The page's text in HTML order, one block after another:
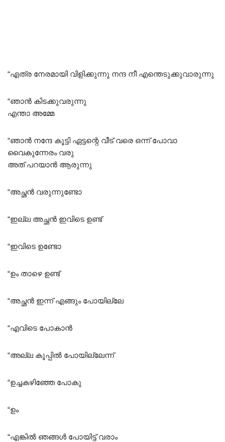
“എത്ര നേരമായി വിളിക്കുന്നു നന്ദ നീ എന്തെടുക്കുവാരുന്നു
“ഞാൻ കിടക്കുവരുന്നു
എന്താ അമ്മേ
“ഞാൻ നന്ദേ കൂട്ടി ഏട്ടന്റെ വീട് വരെ ഒന്ന് പോവാ
വൈകുന്നേരം വരു
അത് പറയാൻ ആരുന്നു
“അച്ഛൻ വരുന്നുണ്ടോ
“ഇല്ല അച്ഛൻ ഇവിടെ ഉണ്ട്
“ഇവിടെ ഉണ്ടോ
“ഉം താഴെ ഉണ്ട്
“അച്ഛൻ ഇന്ന് എങ്ങും പോയില്ലേ
“എവിടെ പോകാൻ
“അല്ല കൂപ്പിൽ പോയില്ലേന്ന്
“ഉച്ചകഴിഞ്ഞേ പോകു
“ഉം
“എങ്കിൽ ഞങ്ങൾ പോയിട്ട് വരാം